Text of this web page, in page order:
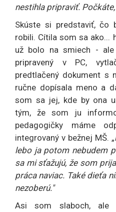
nestihla pripraviť.
Skúste si predstaviť, čo
robili. Cítila som sa ako...
už bolo na smiech -
pripravený v PC,
predtlačený dokument s
ručne dopísala meno a
som sa jej, kde by ona
tým, že som ju
pedagogičky máme
integrovaný v bežnej MŠ. „
lebo ja potom nebudem
sa mi sťažujú, že som
práca naviac. Také dieťa
nezoberú."
Asi som slaboch,